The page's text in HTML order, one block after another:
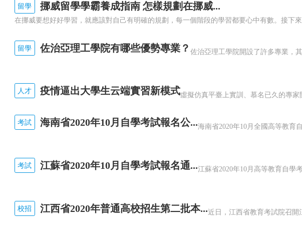
留學 挪威留學學霸養成指南 怎樣規劃在挪威...
留學 佐治亞理工學院有哪些優勢專業？
人才 疫情逼出大學生云端實習新模式
考試 海南省2020年10月自學考試報名公...
考試 江蘇省2020年10月自學考試報名通...
校招 江西省2020年普通高校招生第二批本...